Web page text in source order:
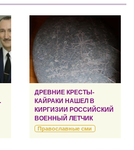
ДРЕВНИЕ КРЕСТЫ-
КАЙРАКИ НАШЕЛ В
КИРГИЗИИ РОССИЙСКИЙ
ВОЕННЫЙ ЛЕТЧИК
Православные сми